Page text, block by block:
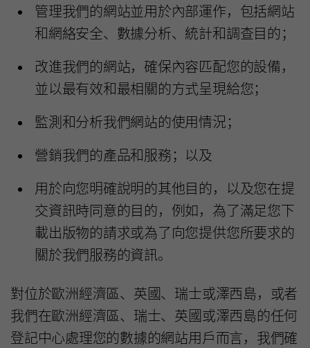
管理我們的網站並用於內部運作，包括網站
和網絡安全、數據分析、統計和調查目的；
改進我們的網站，確保內容匹配您的設備，
並以最有效和最相關的方式呈現給您；
監測和分析我們網站的使用情況；
營銷我們的產品和服務；以及
用於向您明確說明的其他目的，以及您在提
交資訊時同意的目的，例如，為了滿足您下
載出版物的請求或為了向您提供您所要求的
關於我們服務的資訊。
對位於歐洲經濟區、英國、瑞士或澤西島，或者
我們在歐洲經濟區、瑞士、英國或澤西島的任何
登記中心處理您的數據的網站用戶而言，我們確